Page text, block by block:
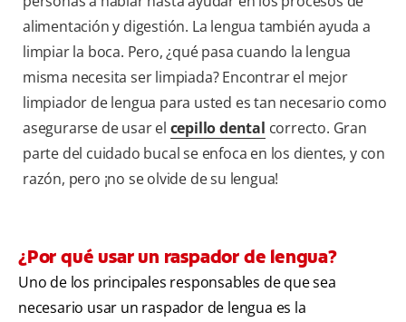
alimentación y digestión. La lengua también ayuda a
limpiar la boca. Pero, ¿qué pasa cuando la lengua
misma necesita ser limpiada? Encontrar el mejor
limpiador de lengua para usted es tan necesario como
asegurarse de usar el cepillo dental correcto. Gran
parte del cuidado bucal se enfoca en los dientes, y con
razón, pero ¡no se olvide de su lengua!
¿Por qué usar un raspador de lengua?
Uno de los principales responsables de que sea
necesario usar un raspador de lengua es la